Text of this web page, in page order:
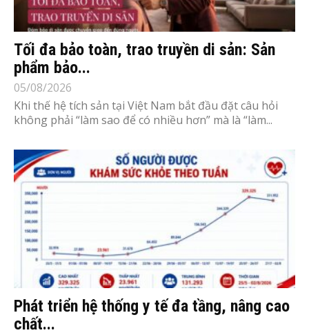
Tối đa bảo toàn, trao truyền di sản: Sản
phẩm bảo...
05/08/2026
Khi thế hệ tích sản tại Việt Nam bắt đầu đặt câu hỏi
không phải “làm sao để có nhiều hơn” mà là “làm...
Phát triển hệ thống y tế đa tầng, nâng cao
chất...